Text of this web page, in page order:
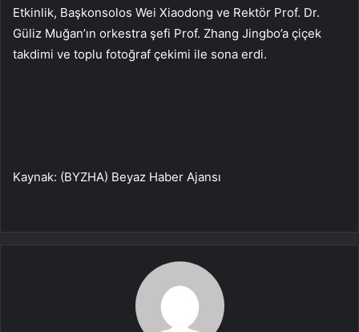
Etkinlik, Başkonsolos Wei Xiaodong ve Rektör Prof. Dr.
Güliz Muğan’ın orkestra şefi Prof. Zhang Jingbo’a çiçek
takdimi ve toplu fotoğraf çekimi ile sona erdi.
Kaynak: (BYZHA) Beyaz Haber Ajansı